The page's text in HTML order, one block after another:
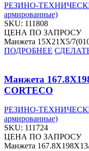
РЕЗИНО-
армированные)
SKU: 111808
ЦЕНА ПО ЗАПРОСУ
Манжета 15X21X5/
ПОДРОБНЕЕ
Манжета
CORTECO
РЕЗИНО-
армированные)
SKU: 111724
ЦЕНА ПО ЗАПРОСУ
Манжета